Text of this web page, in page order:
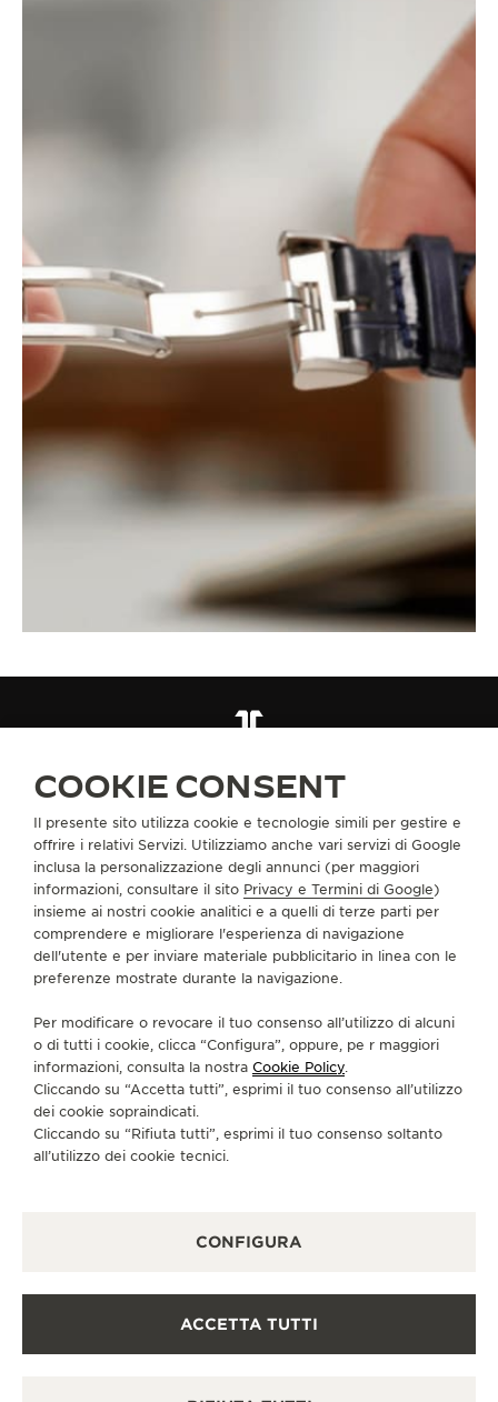
VAI ALLA PAGINA INSTAGRAM DI JAEGER-
VAI ALLA PAGINA LINKEDIN DI JAEGER-
VAI ALLA PAGINA FACEBOOK DI
VAI ALLA PAGINA YOUTUBE
VAI ALLA PAGINA
VAI ALLA PAGINA
ISCRIVERSI ALLA NEWSLETTER
INFORMAZIONI SU DI NOI
SERVIZI
CONTATTI
INFORMATIVA SUI COOKIE
COOKIE CONSENT
Il presente sito utilizza cookie e tecnologie simili per gestire e
offrire i relativi Servizi. Utilizziamo anche vari servizi di Google
inclusa la personalizzazione degli annunci (per maggiori
informazioni, consultare il sito Privacy e Termini di Google)
insieme ai nostri cookie analitici e a quelli di terze parti per
comprendere e migliorare l'esperienza di navigazione
dell'utente e per inviare materiale pubblicitario in linea con le
preferenze mostrate durante la navigazione.
Per modificare o revocare il tuo consenso all’utilizzo di alcuni
o di tutti i cookie, clicca “Configura”, oppure, pe r maggiori
informazioni, consulta la nostra Cookie Policy.
Cliccando su “Accetta tutti”, esprimi il tuo consenso all’utilizzo
dei cookie sopraindicati.
Cliccando su “Rifiuta tutti”, esprimi il tuo consenso soltanto
all’utilizzo dei cookie tecnici.
CONFIGURA
ACCETTA TUTTI